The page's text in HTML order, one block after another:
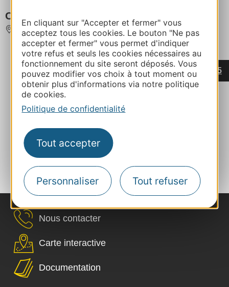
En cliquant sur "Accepter et fermer" vous
acceptez tous les cookies. Le bouton "Ne pas
accepter et fermer" vous permet d'indiquer
votre refus et seuls les cookies nécessaires au
fonctionnement du site seront déposés. Vous
pouvez modifier vos choix à tout moment ou
obtenir plus d'informations via notre politique
de cookies.
Politique de confidentialité
Tout accepter
Personnaliser Tout refuser
Caravaneige
LAGUIOLE
‹ 1 ... 15 ... 30 ... 43 44 45
... ›
voyages ... en camping !
Inspirez-vous également avec le blog Camping
Occitanie.
Nous contacter
Carte interactive
Documentation